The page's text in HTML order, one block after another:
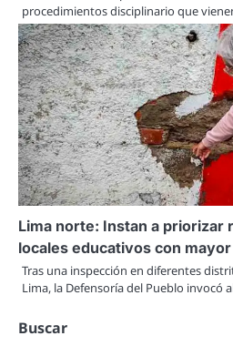
procedimientos disciplinario que
Lima norte: Instan a priorizar
locales educativos con
Tras una inspección en diferentes
Lima, la Defensoría del Pueblo invocó
Buscar